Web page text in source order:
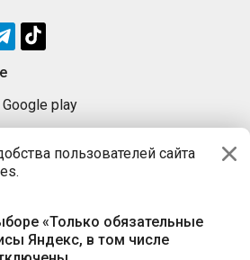
пользователей сайта
«Только обязательные
Яндекс, в том числе
Google play
ООО «ПРАЦА БАЙ»
г. Минск, пр-т Независимости